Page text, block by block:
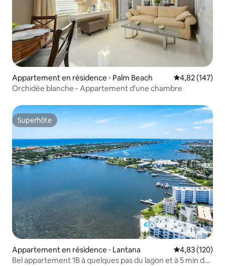
Appartement en résidence ⋅ Palm Beach Évaluation
4,82 (147)
Orchidée blanche - Appartement d'une chambre
Superhôte
Superhôte
Appartement en résidence ⋅ Lantana Évaluation
4,83 (120)
Bel appartement 1B à quelques pas du lagon et à 5 min de